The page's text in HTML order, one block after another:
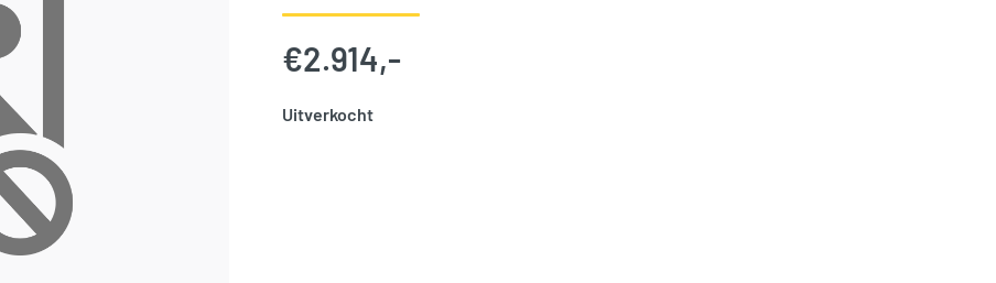
€2.914,-
Uitverkocht